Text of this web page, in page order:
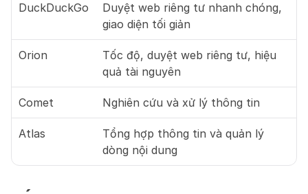
DuckDuckGo
Duyệt web riêng tư nhanh chóng,
giao diện tối giản
Orion
Tốc độ, duyệt web riêng tư, hiệu
quả tài nguyên
Comet Nghiên cứu và xử lý thông tin
Atlas
Tổng hợp thông tin và quản lý
dòng nội dung